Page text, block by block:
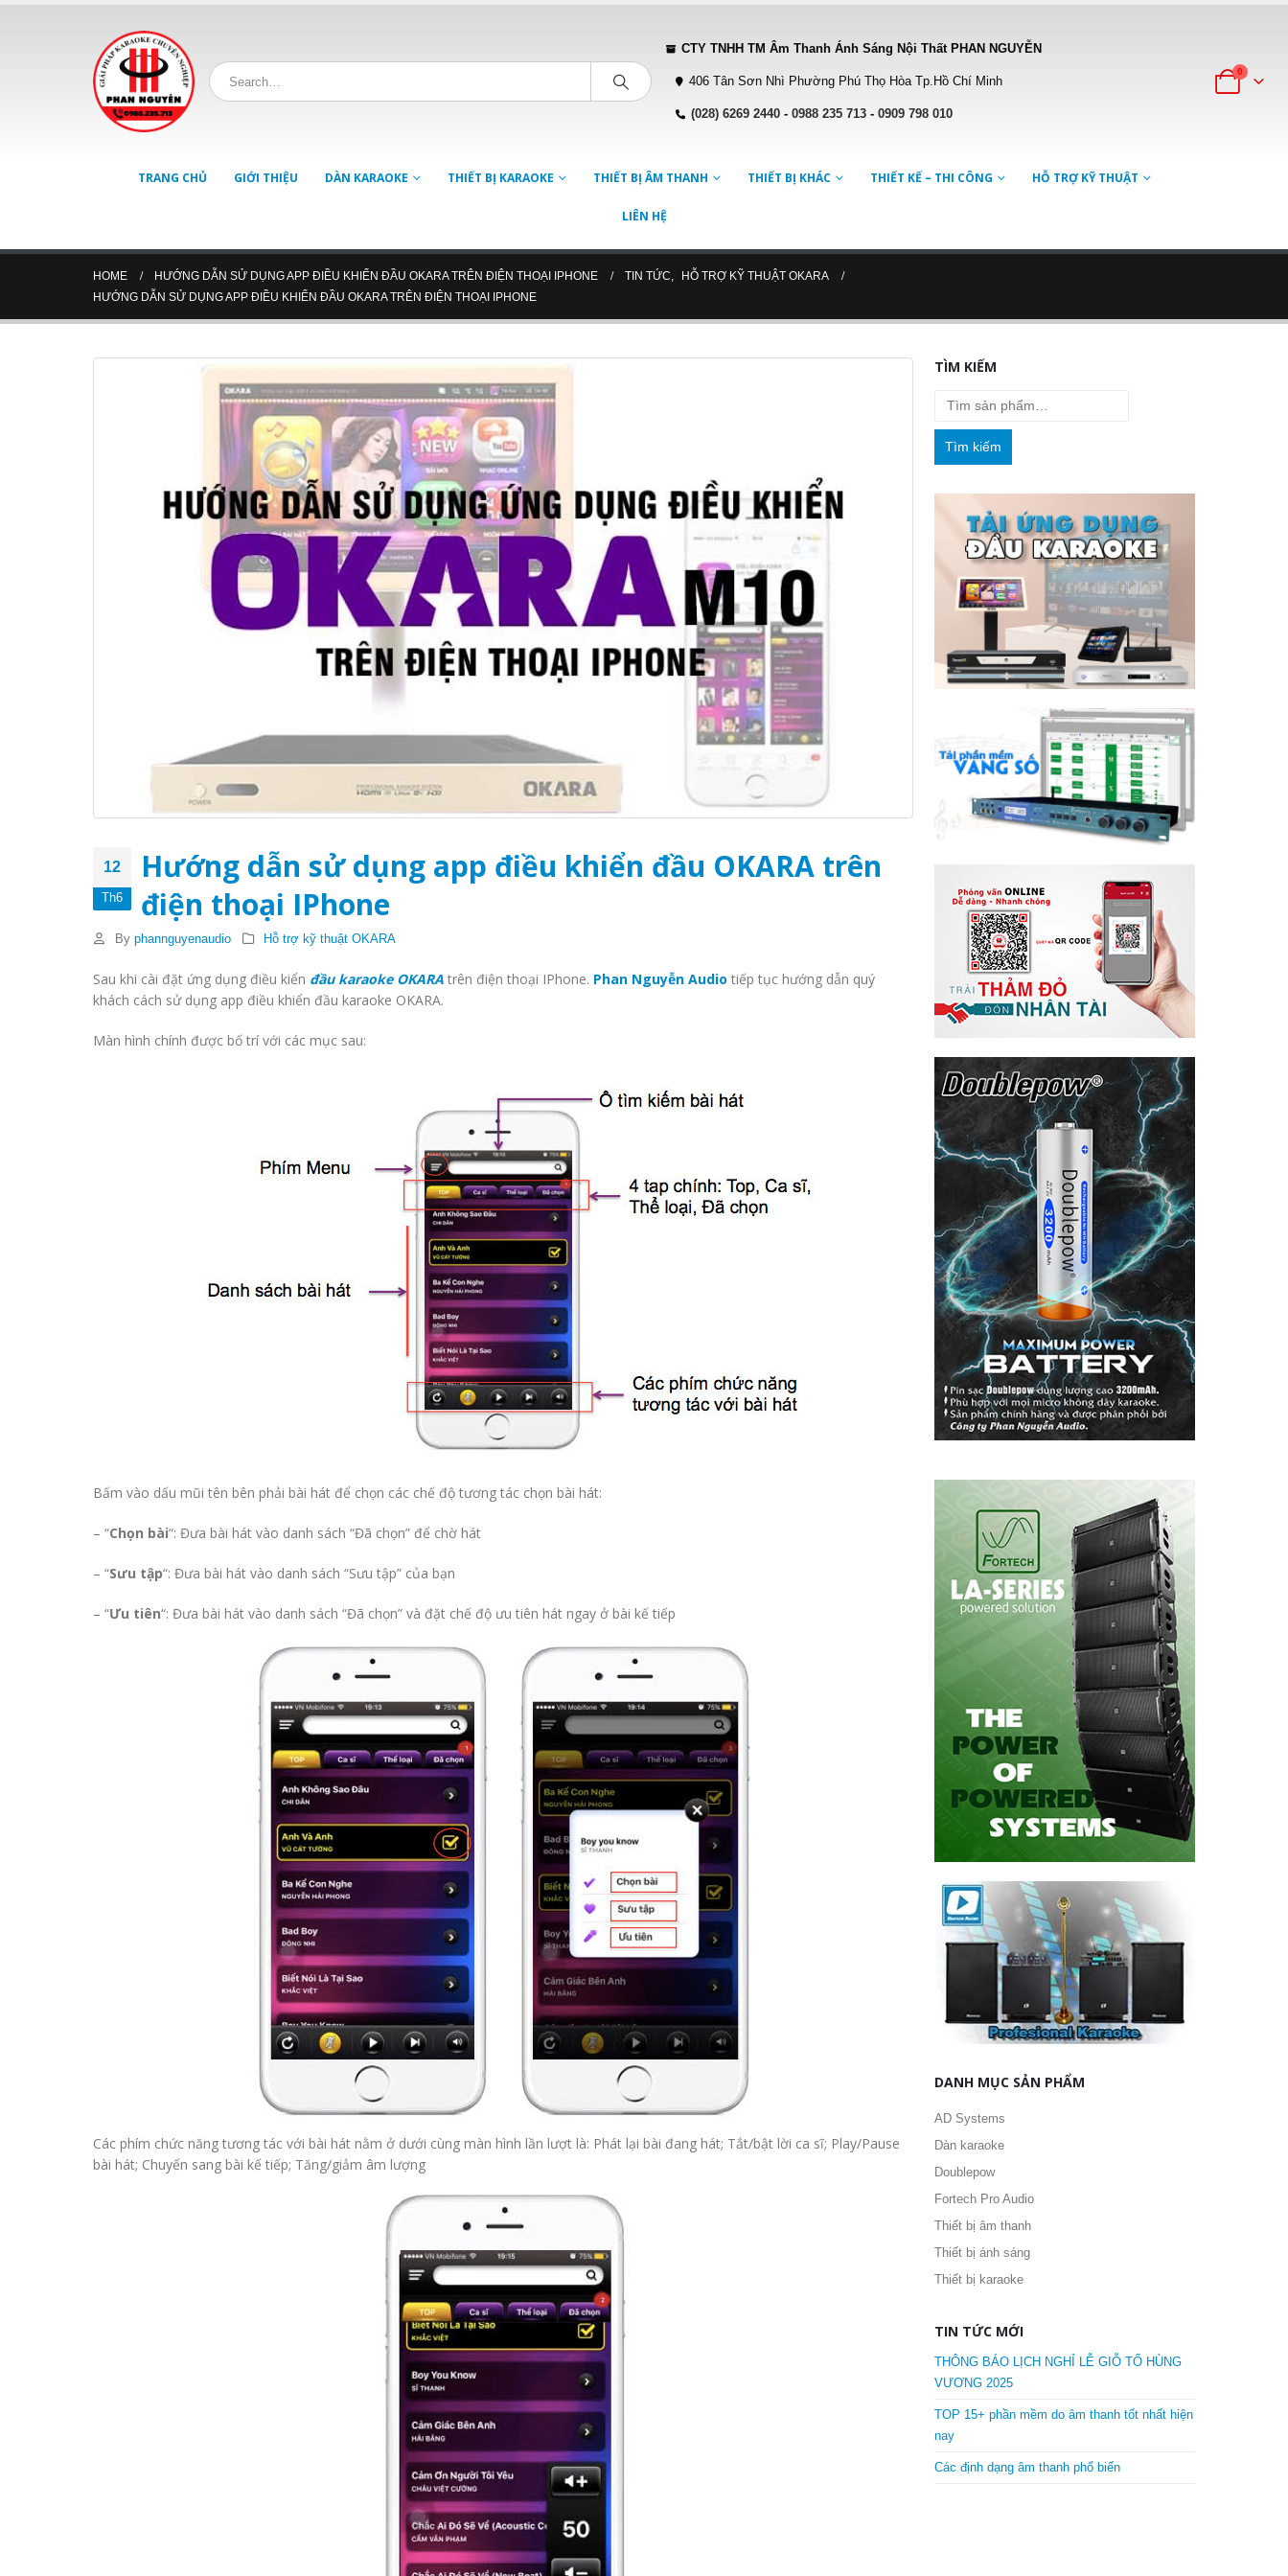
CTY TNHH TM Âm Thanh Ánh Sáng Nội Thất PHAN NGUYỄN
406 Tân Sơn Nhì Phường Phú Thọ Hòa Tp.Hồ Chí Minh
(028) 6269 2440 -0988 235 713 -0909 798 010
0
TRANG CHỦ GIỚI THIỆU DÀN KARAOKE THIẾT BỊ KARAOKE THIẾT BỊ ÂM THANH THIẾT BỊ KHÁC THIẾT KẾ – THI CÔNG HỖ TRỢ KỸ THUẬT
LIÊN HỆ
HOME HƯỚNG DẪN SỬ DỤNG APP ĐIỀU KHIỂN ĐẦU OKARA TRÊN ĐIỆN THOẠI IPHONE TIN TỨC,
HỖ TRỢ KỸ THUẬT OKARA
HƯỚNG DẪN SỬ DỤNG APP ĐIỀU KHIỂN ĐẦU OKARA TRÊN ĐIỆN THOẠI IPHONE
12
Th6
Hướng dẫn sử dụng app điều khiển đầu OKARA trên
điện thoại IPhone
By phannguyenaudio Hỗ trợ kỹ thuật OKARA
Sau khi cài đặt ứng dụng điều kiển đầu karaoke OKARA trên điện thoại IPhone. Phan Nguyễn Audio tiếp tục hướng dẫn quý
khách cách sử dụng app điều khiển đầu karaoke OKARA.
Màn hình chính được bố trí với các mục sau:
Bấm vào dấu mũi tên bên phải bài hát để chọn các chế độ tương tác chọn bài hát:
– “Chọn bài“: Đưa bài hát vào danh sách “Đã chọn” để chờ hát
– “Sưu tập“: Đưa bài hát vào danh sách “Sưu tập” của bạn
– “Ưu tiên“: Đưa bài hát vào danh sách “Đã chọn” và đặt chế độ ưu tiên hát ngay ở bài kế tiếp
Các phím chức năng tương tác với bài hát nằm ở dưới cùng màn hình lần lượt là: Phát lại bài đang hát; Tắt/bật lời ca sĩ; Play/Pause
bài hát; Chuyển sang bài kế tiếp; Tăng/giảm âm lượng
TÌM KIẾM
Tìm kiếm
DANH MỤC SẢN PHẨM
AD Systems
Dàn karaoke
Doublepow
Thiết bị âm thanh
Thiết bị ánh sáng
Thiết bị karaoke
TIN TỨC MỚI
THÔNG BÁO LỊCH NGHỈ LỄ GIỖ TỔ HÙNG